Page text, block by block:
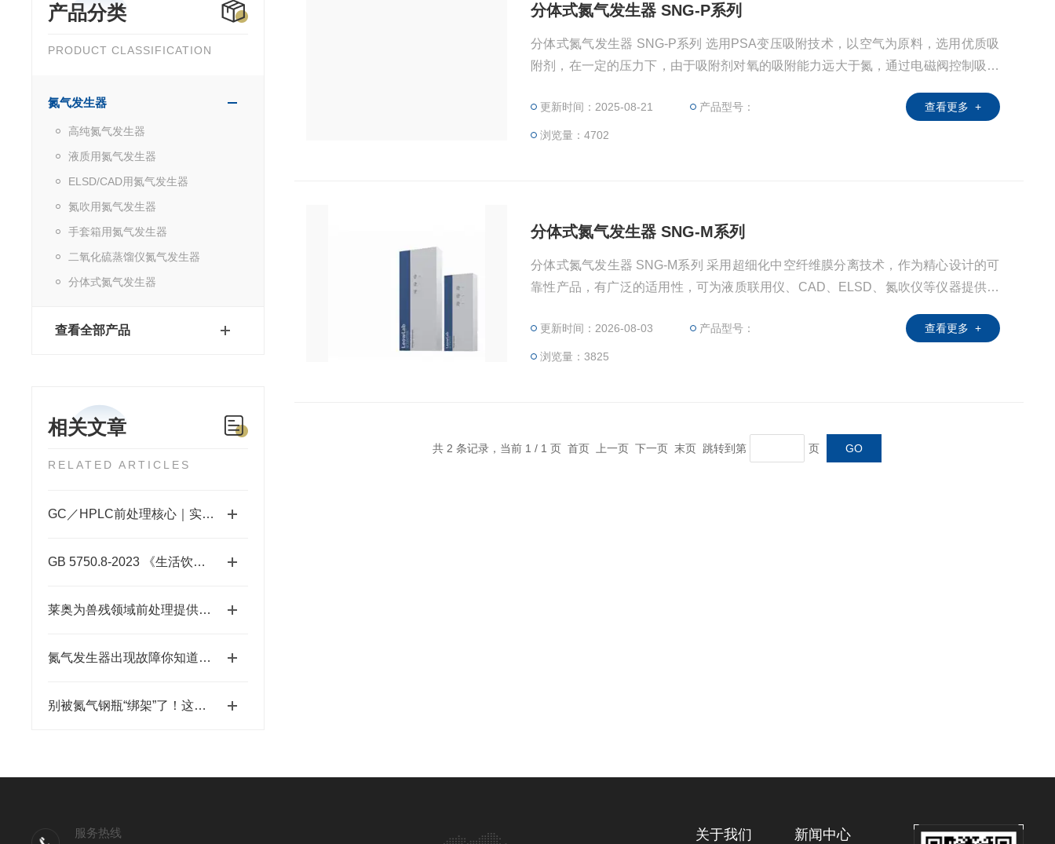
产品分类
PRODUCT CLASSIFICATION
氮气发生器
高纯氮气发生器
液质用氮气发生器
ELSD/CAD用氮气发生器
氮吹用氮气发生器
手套箱用氮气发生器
二氧化硫蒸馏仪氮气发生器
分体式氮气发生器
查看全部产品
相关文章
RELATED ARTICLES
GC／HPLC前处理核心｜实验室氮吹仪原理、应用与选型指南
GB 5750.8-2023 《生活饮用水标准检验方法》中全氟化合物残留测定解决方案
莱奥为兽残领域前处理提供全流程解决方案 液相色谱-串联质谱法
氮气发生器出现故障你知道怎么解决吗
别被氮气钢瓶“绑架”了！这才是固相萃取降本增效的正确姿势
分体式氮气发生器 SNG-P系列
分体式氮气发生器 SNG-P系列 选用PSA变压吸附技术，以空气为原料，选用优质吸
附剂，在一定的压力下，由于吸附剂对氧的吸附能力远大于氮，通过电磁阀控制吸附
更新时间：2025-08-21 产品型号：
浏览量：4702
查看更多 +
分体式氮气发生器 SNG-M系列
分体式氮气发生器 SNG-M系列 采用超细化中空纤维膜分离技术，作为精心设计的可
靠性产品，有广泛的适用性，可为液质联用仪、CAD、ELSD、氮吹仪等仪器提供高
更新时间：2026-08-03 产品型号：
浏览量：3825
查看更多 +
共 2 条记录，当前 1 / 1 页 首页 上一页 下一页 末页 跳转到第 页
服务热线 关于我们 新闻中心